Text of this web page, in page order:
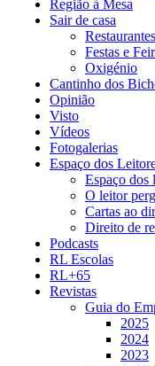
Região à Mesa
Sair de casa
Restaurantes
Festas e
Oxigénio
Cantinho dos
Opinião
Visto
Vídeos
Fotogalerias
Espaço dos
Espaço dos
O leitor
Cartas ao
Direito de
Podcasts
RL Escolas
RL+65
Revistas
Guia do
2025
2024
2023